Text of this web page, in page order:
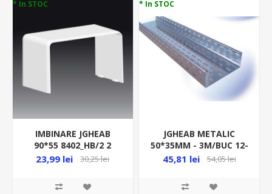
* In STOC
IMBINARE JGHEAB
90*55 8402_HB/2 2
BUC/PAC
23,99 lei 30,25 lei
* In STOC
JGHEAB METALIC
50*35MM - 3M/BUC 12-
300/B3
45,81 lei 54,05 lei